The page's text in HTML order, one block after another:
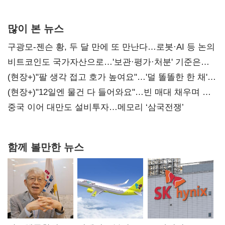
많이 본 뉴스
구광모-젠슨 황, 두 달 만에 또 만난다…로봇·AI 등 논의
비트코인도 국가자산으로…'보관·평가·처분' 기준은
숙제
(현장+)"팔 생각 접고 호가 높여요"…'덜 똘똘한 한 채'
20억 키맞추기
(현장+)"12일엔 물건 다 들어와요"…빈 매대 채우며 문
연 홈플러스
중국 이어 대만도 설비투자…메모리 ‘삼국전쟁’
함께 볼만한 뉴스